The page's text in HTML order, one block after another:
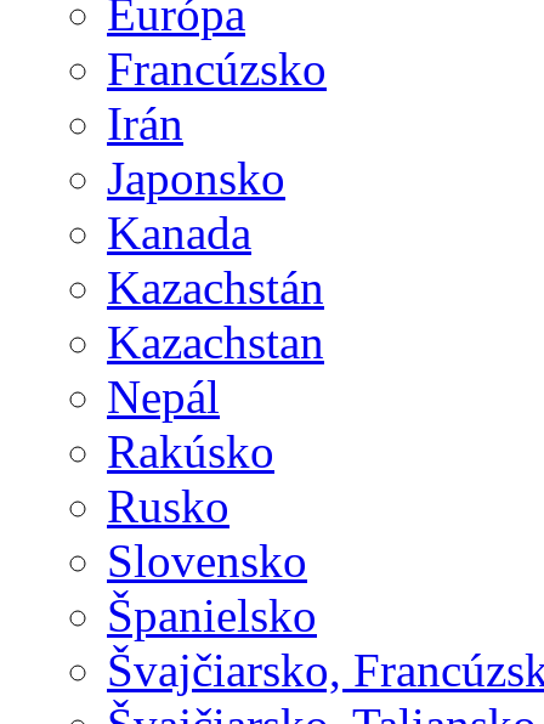
Európa
Francúzsko
Irán
Japonsko
Kanada
Kazachstán
Kazachstan
Nepál
Rakúsko
Rusko
Slovensko
Španielsko
Švajčiarsko,